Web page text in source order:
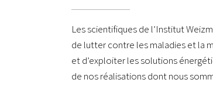
Les scientifiques de l’Institut
de lutter contre les maladies et la
et d’exploiter les solutions
de nos réalisations dont nous